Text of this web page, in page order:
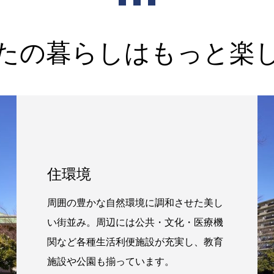
の暮らしはもっと楽
住環境
周囲の豊かな自然環境に調和させた美し
い街並み。周辺には公共・文化・医療機
関など各種生活利便施設が充実し、教育
施設や公園も揃っています。